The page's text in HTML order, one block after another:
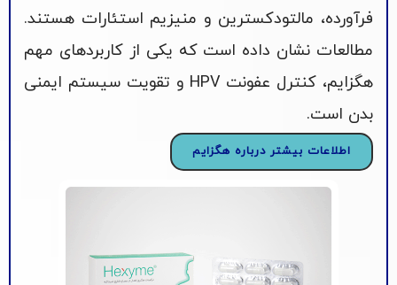
فرآورده، مالتودکسترین و منیزیم استئارات هستند.
مطالعات نشان داده است که یکی از کاربردهای مهم
هگزایم، کنترل عفونت HPV و تقویت سیستم ایمنی
بدن است.
اطلاعات بیشتر درباره هگزایم